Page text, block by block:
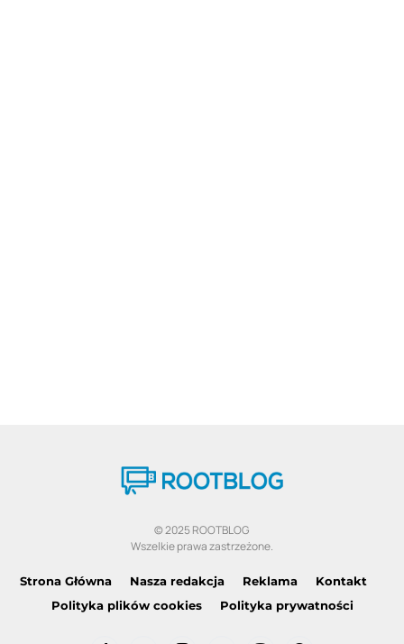
© 2025 ROOTBLOG
Wszelkie prawa zastrzeżone.
Strona Główna Nasza redakcja Reklama
Kontakt
Polityka plików cookies
Polityka prywatności